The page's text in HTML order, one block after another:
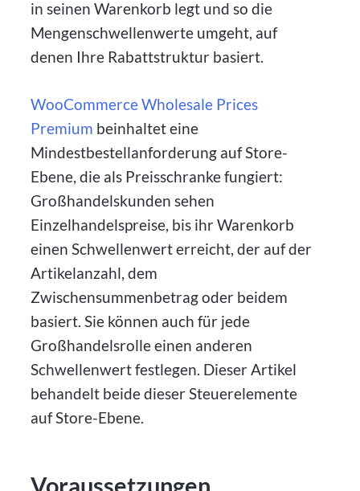
in seinen Warenkorb legt und so die
Mengenschwellenwerte umgeht, auf
denen Ihre Rabattstruktur basiert.
WooCommerce Wholesale Prices
Premium beinhaltet eine
Mindestbestellanforderung auf Store-
Ebene, die als Preisschranke fungiert:
Großhandelskunden sehen
Einzelhandelspreise, bis ihr Warenkorb
einen Schwellenwert erreicht, der auf der
Artikelanzahl, dem
Zwischensummenbetrag oder beidem
basiert. Sie können auch für jede
Großhandelsrolle einen anderen
Schwellenwert festlegen. Dieser Artikel
behandelt beide dieser Steuerelemente
auf Store-Ebene.
Voraussetzungen